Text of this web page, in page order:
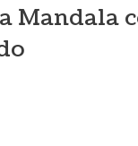
Mandala